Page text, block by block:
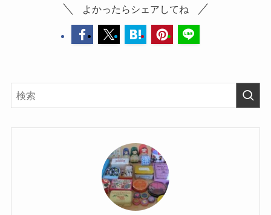
よかったらシェアしてね